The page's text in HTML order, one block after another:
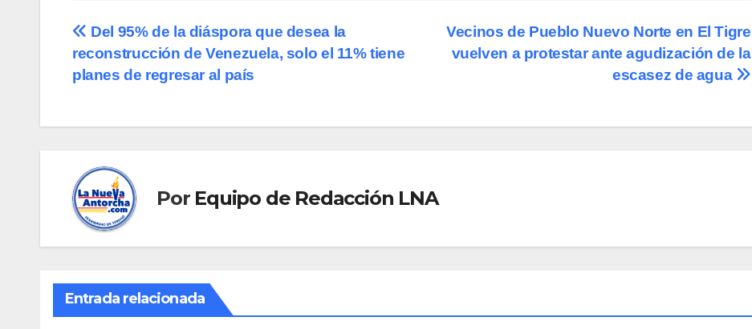
Navegación
de
Vecinos de Pueblo Nuevo Norte en El Tigre
vuelven a protestar ante agudización de la
escasez de agua
Del 95% de la diáspora que desea la
reconstrucción de Venezuela, solo el 11% tiene
planes de regresar al país
Por Equipo de Redacción LNA
Entrada relacionada